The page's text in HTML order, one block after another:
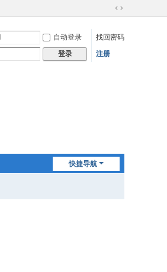
切
到
自动登录
找回密码
登录 注册
快捷导航